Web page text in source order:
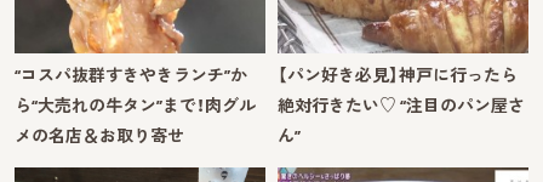
“コスパ抜群すきやきランチ”か
ら“大売れの牛タン”まで！肉グル
メの名店＆お取り寄せ
【パン好き必見】神戸に行ったら
絶対行きたい♡ “注目のパン屋さ
ん”